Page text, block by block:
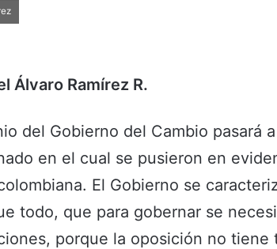
Álvaro Ramírez R.
del Gobierno del Cambio pasará
en el cual se pusieron en
El Gobierno se
todo, que para gobernar se
porque la oposición no tiene